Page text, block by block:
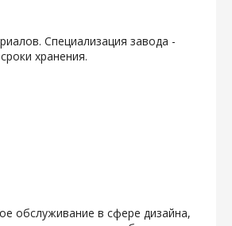
Специализация завода -
хранения.
обслуживание в сфере дизайна,